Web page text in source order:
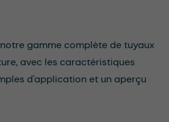
gamme complète de tuyaux
avec les caractéristiques
d'application et un aperçu